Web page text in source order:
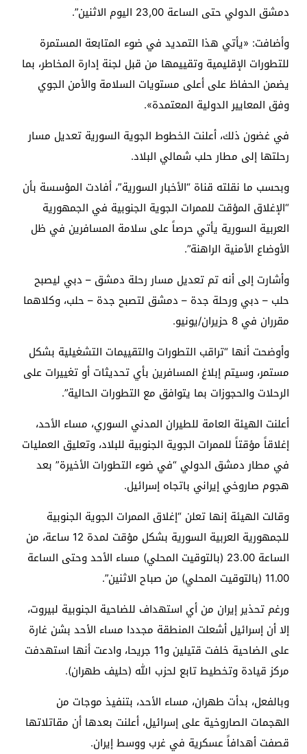
دمشق الدولي حتى الساعة 23,00 اليوم الاثنين”.
وأضافت: «يأتي هذا التمديد في ضوء المتابعة المستمرة
للتطورات الإقليمية وتقييمها من قبل لجنة إدارة المخاطر، بما
يضمن الحفاظ على أعلى مستويات السلامة والأمن الجوي
وفق المعايير الدولية المعتمدة».
في غضون ذلك، أعلنت الخطوط الجوية السورية تعديل مسار
رحلتها إلى مطار حلب شمالي البلاد.
وبحسب ما نقلته قناة “الأخبار السورية”، أفادت المؤسسة بأن
“الإغلاق المؤقت للممرات الجوية الجنوبية في الجمهورية
العربية السورية يأتي حرصاً على سلامة المسافرين في ظل
الأوضاع الأمنية الراهنة”.
وأشارت إلى أنه تم تعديل مسار رحلة دمشق – دبي ليصبح
حلب – دبي ورحلة جدة – دمشق لتصبح جدة – حلب، وكلاهما
مقرران في 8 حزيران/يونيو.
وأوضحت أنها “تراقب التطورات والتقييمات التشغيلية بشكل
مستمر، وسيتم إبلاغ المسافرين بأي تحديثات أو تغييرات على
الرحلات والحجوزات بما يتوافق مع التطورات الحالية”.
أعلنت الهيئة العامة للطيران المدني السوري، مساء الأحد،
إغلاقاً مؤقتاً للممرات الجوية الجنوبية للبلاد، وتعليق العمليات
في مطار دمشق الدولي “في ضوء التطورات الأخيرة” بعد
هجوم صاروخي إيراني باتجاه إسرائيل.
وقالت الهيئة إنها تعلن “إغلاق الممرات الجوية الجنوبية
للجمهورية العربية السورية بشكل مؤقت لمدة 12 ساعة، من
الساعة 23.00 (بالتوقيت المحلي) مساء الأحد وحتى الساعة
11.00 (بالتوقيت المحلي) من صباح الاثنين”.
ورغم تحذير إيران من أي استهداف للضاحية الجنوبية لبيروت،
إلا أن إسرائيل أشعلت المنطقة مجددا مساء الأحد بشن غارة
على الضاحية خلفت قتيلين و11 جريحا، وادعت أنها استهدفت
مركز قيادة وتخطيط تابع لحزب الله (حليف طهران).
وبالفعل، بدأت طهران، مساء الأحد، بتنفيذ موجات من
الهجمات الصاروخية على إسرائيل، أعلنت بعدها أن مقاتلاتها
قصفت أهدافاً عسكرية في غرب ووسط إيران.